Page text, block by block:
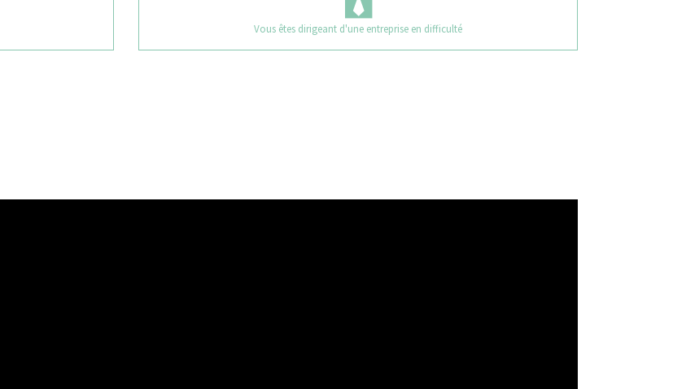
Vous êtes dirigeant d'une entreprise en difficulté